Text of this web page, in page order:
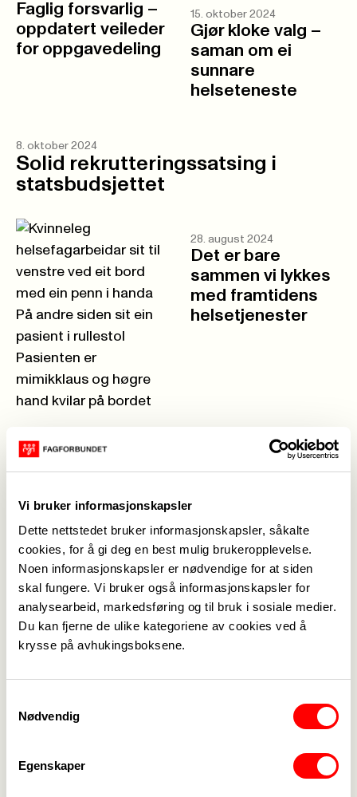
Vi bruker informasjonskapsler
Dette nettstedet bruker informasjonskapsler, såkalte
cookies, for å gi deg en best mulig brukeropplevelse.
Noen informasjonskapsler er nødvendige for at siden
skal fungere. Vi bruker også informasjonskapsler for
analysearbeid, markedsføring og til bruk i sosiale medier.
Du kan fjerne de ulike kategoriene av cookies ved å
krysse på avhukingsboksene.
Nødvendig
Egenskaper
Faglig forsvarlig –
oppdatert veileder
for oppgavedeling
15. oktober 2024
Gjør kloke valg –
saman om ei
sunnare
helseteneste
8. oktober 2024
Solid rekrutteringssatsing i
statsbudsjettet
Bekymret for
fremtiden, sier du?
28. august 2024
Det er bare
sammen vi lykkes
med framtidens
helsetjenester
25. juni 2024
Anbefaler fleire
portørar
26. april 2024
Gode søkjartal til
helsefagleg
høgare utdanning
9. april 2024
Kollegastøtte: –
tåle